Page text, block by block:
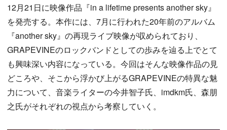
12月21日に映像作品『in a lifetime presents another sky』
を発売する。本作には、7月に行われた20年前のアルバム
『another sky』の再現ライブ映像が収められており、
GRAPEVINEのロックバンドとしての歩みを辿る上でとて
も興味深い内容になっている。今回はそんな映像作品の見
どころや、そこから浮かび上がるGRAPEVINEの特異な魅
力について、音楽ライターの今井智子氏、imdkm氏、森朋
之氏がそれぞれの視点から考察していく。